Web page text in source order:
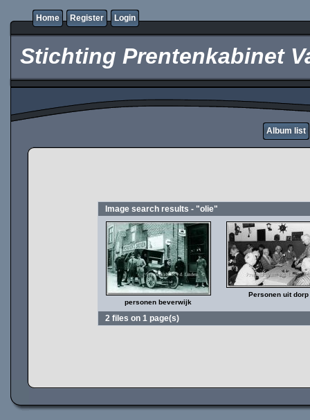
Home Register Login
Stichting Prentenkabinet
Album list
Image search results - "olie"
personen beverwijk
Personen uit dorp
2 files on 1 page(s)